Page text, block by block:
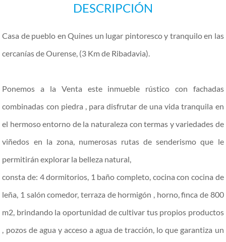
DESCRIPCIÓN
Casa de pueblo en Quines un lugar pintoresco y tranquilo en las
cercanías de Ourense, (3 Km de Ribadavia).
Ponemos a la Venta este inmueble rústico con fachadas
combinadas con piedra , para disfrutar de una vida tranquila en
el hermoso entorno de la naturaleza con termas y variedades de
viñedos en la zona, numerosas rutas de senderismo que le
permitirán explorar la belleza natural,
consta de: 4 dormitorios, 1 baño completo, cocina con cocina de
leña, 1 salón comedor, terraza de hormigón , horno, finca de 800
m2, brindando la oportunidad de cultivar tus propios productos
, pozos de agua y acceso a agua de tracción, lo que garantiza un